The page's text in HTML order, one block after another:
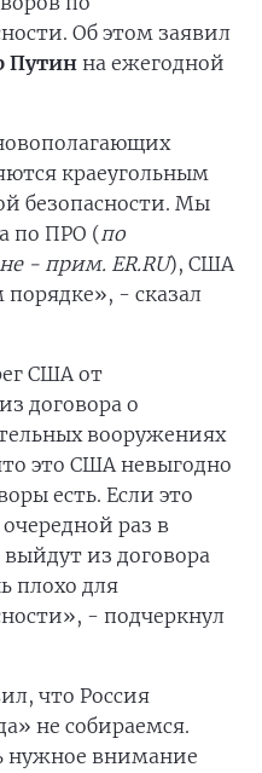
Об этом заявил
Путин на ежегодной
краеугольным
безопасности. Мы
по ПРО (по
- прим. ER.RU), США
- сказал
США от
договора о
вооружениях
это США невыгодно
есть. Если это
раз в
из договора
плохо для
- подчеркнул
что Россия
не собираемся.
нужное внимание